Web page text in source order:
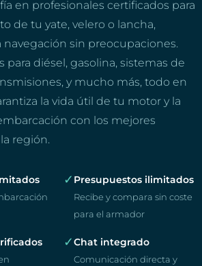
en profesionales certificados para
de tu yate, velero o lancha,
navegación sin preocupaciones.
para diésel, gasolina, sistemas de
y mucho más, todo en
la vida útil de tu motor y la
con los mejores
región.
✓ Presupuestos ilimitados
Recibe y compara sin coste
para el armador
✓Chat integrado
Comunicación directa y